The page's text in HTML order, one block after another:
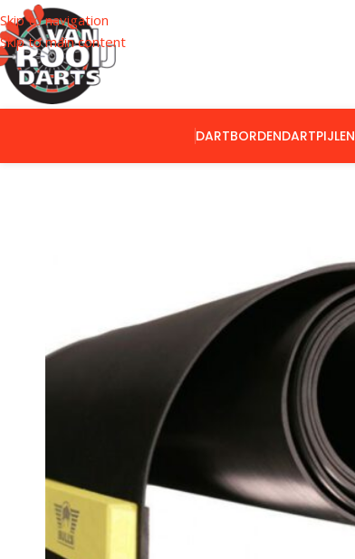
Skip to navigation
Skip to main content
DARTBORDENDARTPIJLEN